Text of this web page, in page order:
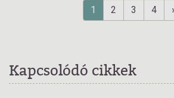
1 2 3 4
Kapcsolódó cikkek